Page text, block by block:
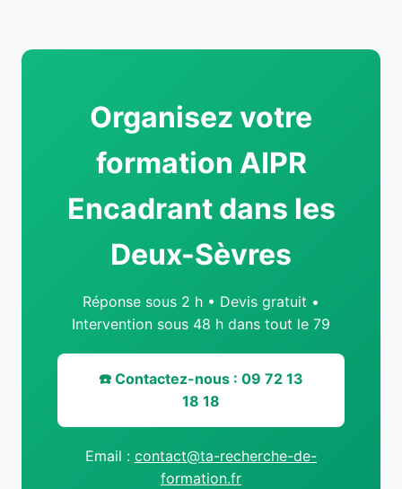
Organisez votre
formation AIPR
Encadrant dans les
Deux-Sèvres
Réponse sous 2 h • Devis gratuit •
Intervention sous 48 h dans tout le 79
☎️ Contactez-nous : 09 72 13
18 18
Email : contact@ta-recherche-de-
formation.fr